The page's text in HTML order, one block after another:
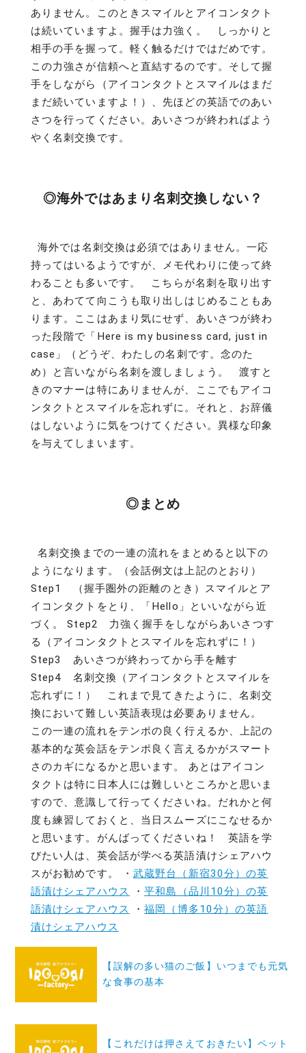
ありません。このときスマイルとアイコンタクト
は続いていますよ。握手は力強く。 しっかりと
相手の手を握って。軽く触るだけではだめです。
この力強さが信頼へと直結するのです。そして握
手をしながら（アイコンタクトとスマイルはまだ
まだ続いていますよ！）、先ほどの英語でのあい
さつを行ってください。あいさつが終わればよう
やく名刺交換です。
◎海外ではあまり名刺交換しない？
海外では名刺交換は必須ではありません。一応
持ってはいるようですが、メモ代わりに使って終
わることも多いです。 こちらが名刺を取り出す
と、あわてて向こうも取り出しはじめることもあ
ります。ここはあまり気にせず、あいさつが終わ
った段階で「Here is my business card, just in
case」（どうぞ、わたしの名刺です。念のた
め）と言いながら名刺を渡しましょう。 渡すと
きのマナーは特にありませんが、ここでもアイコ
ンタクトとスマイルを忘れずに。それと、お辞儀
はしないように気をつけてください。異様な印象
を与えてしまいます。
◎まとめ
名刺交換までの一連の流れをまとめると以下の
ようになります。（会話例文は上記のとおり）
Step1 （握手圏外の距離のとき）スマイルとア
イコンタクトをとり、「Hello」といいながら近
づく。 Step2 力強く握手をしながらあいさつす
る（アイコンタクトとスマイルを忘れずに！）
Step3 あいさつが終わってから手を離す
Step4 名刺交換（アイコンタクトとスマイルを
忘れずに！） これまで見てきたように、名刺交
換において難しい英語表現は必要ありません。
この一連の流れをテンポの良く行えるか、上記の
基本的な英会話をテンポ良く言えるかがスマート
さのカギになるかと思います。 あとはアイコン
タクトは特に日本人には難しいところかと思いま
すので、意識して行ってくださいね。だれかと何
度も練習しておくと、当日スムーズにこなせるか
と思います。がんばってくださいね！ 英語を学
びたい人は、英会話が学べる英語漬けシェアハウ
スがお勧めです。 ・ 武蔵野台（新宿30分）の英
語漬けシェアハウス
・平和島（品川10分）の英
語漬けシェアハウス
・福岡（博多10分）の英語
漬けシェアハウス
投
【誤解の多い猫のご飯】いつまでも元気
な食事の基本
【これだけは押さえておきたい】ペット